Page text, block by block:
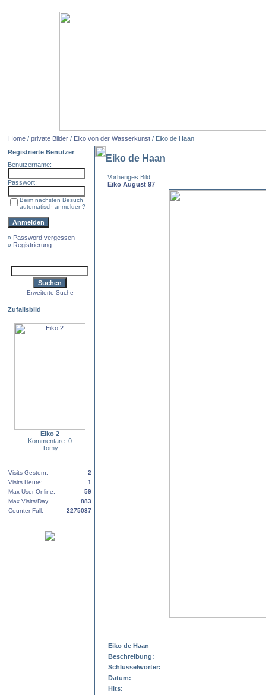
Home / private Bilder / Eiko von der Wasserkunst / Eiko de Haan
Registrierte Benutzer
Benutzername:
Passwort:
Beim nächsten Besuch
automatisch anmelden?
» Password vergessen
» Registrierung
Erweiterte Suche
Zufallsbild
Eiko 2
Kommentare: 0
Tomy
Visits Gestern:
2
Visits Heute:
1
Max User Online:
59
Max Visits/Day:
883
Counter Full:
2275037
Eiko de Haan
Vorheriges Bild:
Eiko August 97
Eiko de Haan
Beschreibung:
Schlüsselwörter:
Datum:
Hits: